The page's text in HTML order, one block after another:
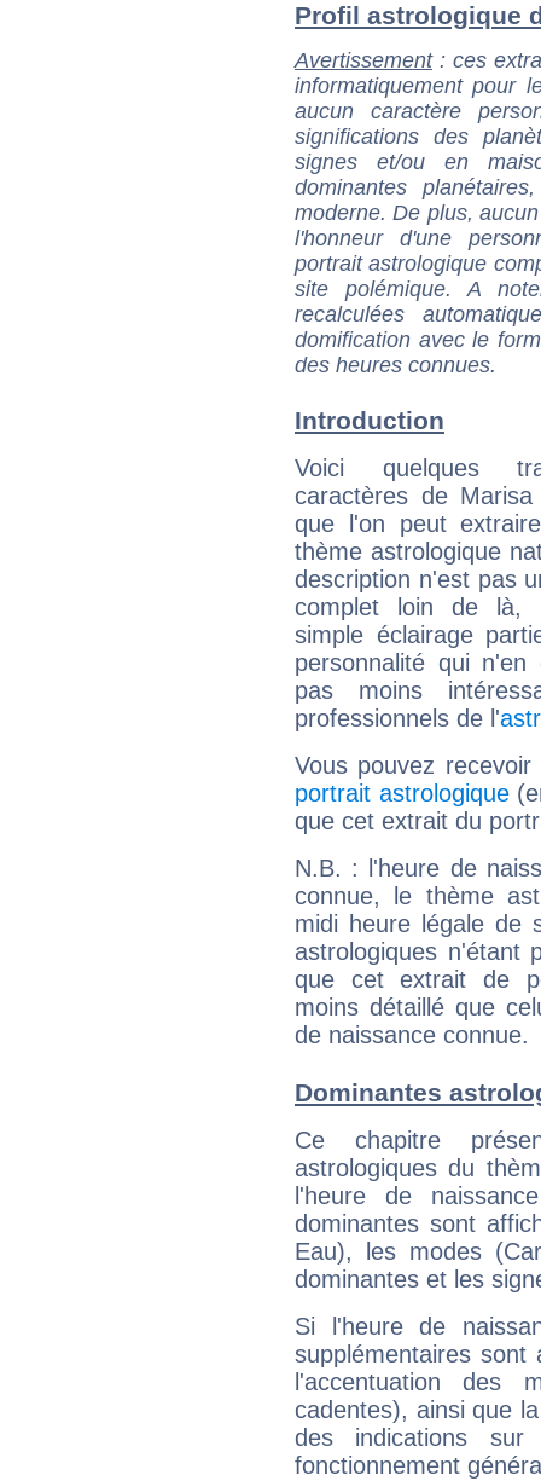
Profil astrologique
Avertissement: ces
informatiquement pour
aucun caractère
significations des
signes et/ou en
dominantes
moderne. De plus,
l'honneur d'une
portrait astrologique
site polémique. A
recalculées
domification avec le
des heures connues.
Introduction
Voici quelques
caractères de Marisa
que l'on peut
thème astrologique
description n'est pas
complet loin de là,
simple éclairage
personnalité qui n'en
pas moins
professionnels de l'
Vous pouvez
portrait astrologique
que cet extrait du
N.B. : l'heure de
connue, le thème
midi heure légale de
astrologiques n'étant
que cet extrait de
moins détaillé que
de naissance connue.
Dominantes
Ce chapitre
astrologiques du
l'heure de
dominantes sont
Eau), les modes
dominantes et les
Si l'heure de
supplémentaires sont
l'accentuation des
cadentes), ainsi que
des indications sur
fonctionnement